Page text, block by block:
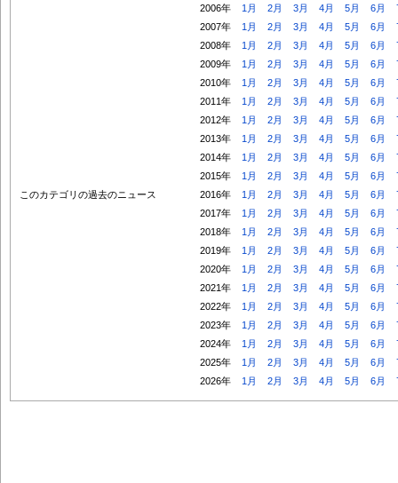
このカテゴリの過去のニュース
2006年 1月 2月 3月 4月 5月 6月
2007年
1月 2月 3月 4月 5月 6月
2008年
1月 2月 3月 4月 5月 6月
2009年
1月 2月 3月 4月 5月 6月
2010年
1月 2月 3月 4月 5月 6月
2011年
1月 2月 3月 4月 5月 6月
2012年
1月 2月 3月 4月 5月 6月
2013年
1月 2月 3月 4月 5月 6月
2014年
1月 2月 3月 4月 5月 6月
2015年
1月 2月 3月 4月 5月 6月
2016年
1月 2月 3月 4月 5月 6月
2017年
1月 2月 3月 4月 5月 6月
2018年
1月 2月 3月 4月 5月 6月
2019年
1月 2月 3月 4月 5月 6月
2020年
1月 2月 3月 4月 5月 6月
2021年
1月 2月 3月 4月 5月 6月
2022年
1月 2月 3月 4月 5月 6月
2023年
1月 2月 3月 4月 5月 6月
2024年
1月 2月 3月 4月 5月 6月
2025年
1月 2月 3月 4月 5月 6月
2026年
1月 2月 3月 4月 5月 6月